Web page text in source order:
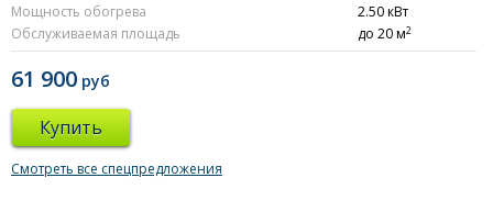
Мощность обогрева
2.50 кВт
Обслуживаемая площадь
до 20 м2
61 900 руб
Купить
Смотреть все спецпредложения